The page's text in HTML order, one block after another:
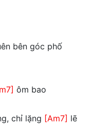
bên góc phố
ôm bao
chỉ lặng [Am7] lẽ